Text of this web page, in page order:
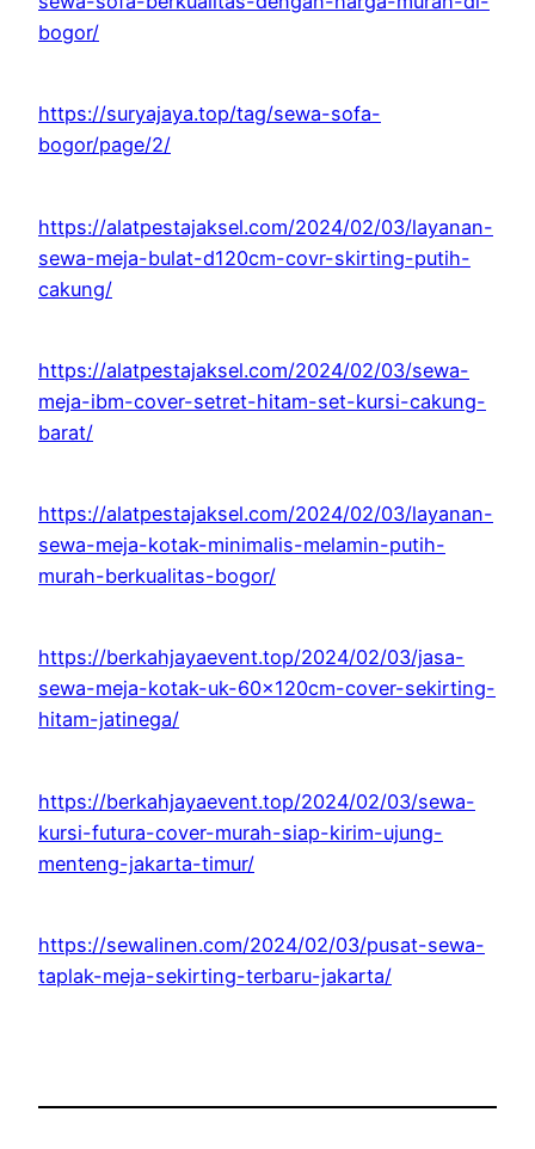
bogor/
https://suryajaya.top/tag/sewa-sofa-
bogor/page/2/
https://alatpestajaksel.com/2024/02/03/layanan-
sewa-meja-bulat-d120cm-covr-skirting-putih-
cakung/
https://alatpestajaksel.com/2024/02/03/sewa-
meja-ibm-cover-setret-hitam-set-kursi-cakung-
barat/
https://alatpestajaksel.com/2024/02/03/layanan-
sewa-meja-kotak-minimalis-melamin-putih-
murah-berkualitas-bogor/
https://berkahjayaevent.top/2024/02/03/jasa-
sewa-meja-kotak-uk-60x120cm-cover-sekirting-
hitam-jatinega/
https://berkahjayaevent.top/2024/02/03/sewa-
kursi-futura-cover-murah-siap-kirim-ujung-
menteng-jakarta-timur/
https://sewalinen.com/2024/02/03/pusat-sewa-
taplak-meja-sekirting-terbaru-jakarta/